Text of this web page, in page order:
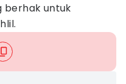
berhak untuk